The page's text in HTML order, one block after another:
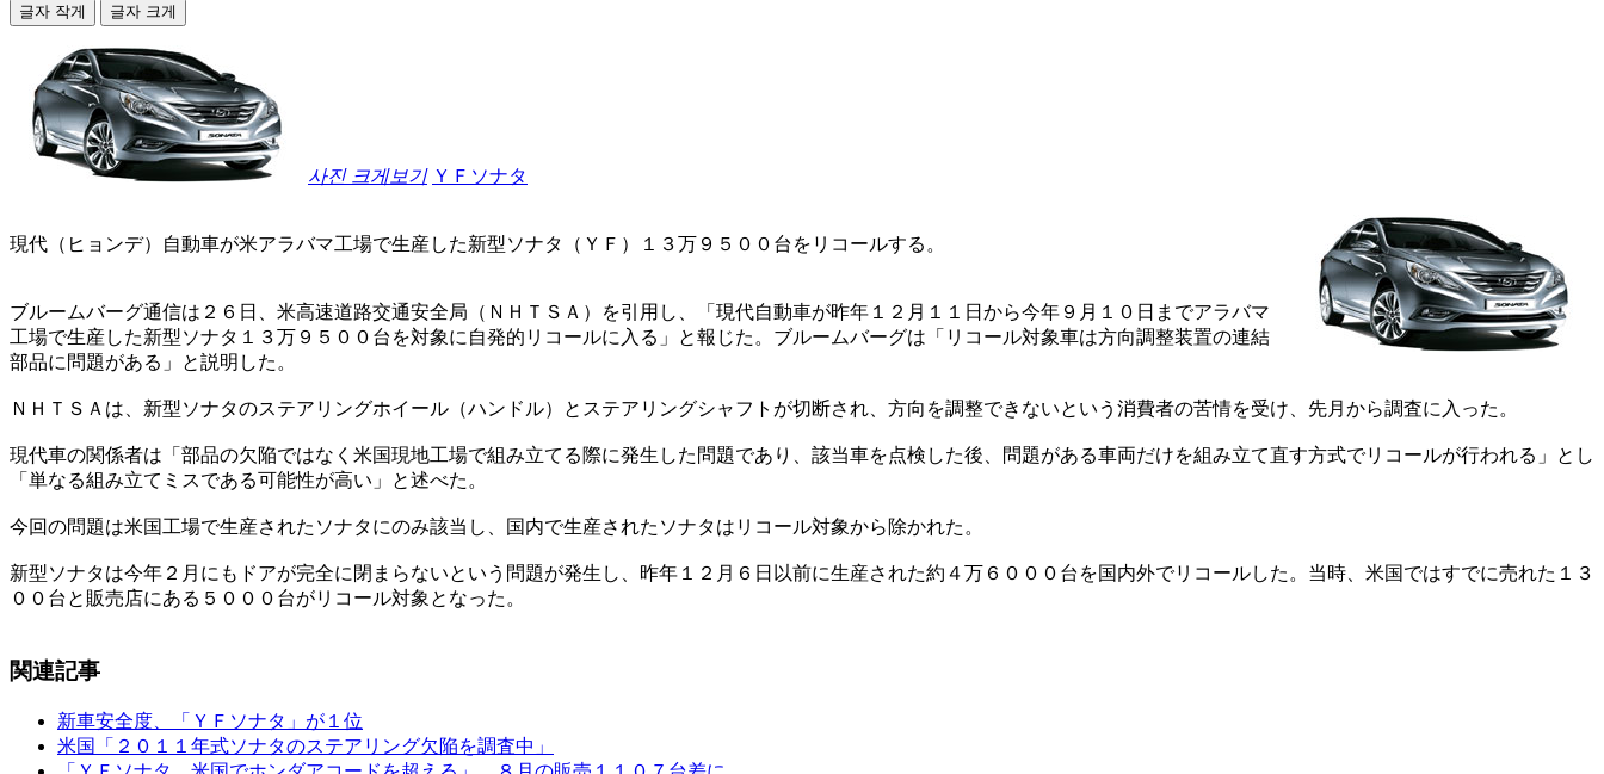
글자 작게 글자 크게
사진 크게보기 ＹＦソナタ
現代（ヒョンデ）自動車が米アラバマ工場で生産した新型ソナタ（ＹＦ）１３万９５００台をリコールする。
ブルームバーグ通信は２６日、米高速道路交通安全局（ＮＨＴＳＡ）を引用し、「現代自動車が昨年１２月１１日から今年９月１０日までアラバマ
工場で生産した新型ソナタ１３万９５００台を対象に自発的リコールに入る」と報じた。ブルームバーグは「リコール対象車は方向調整装置の連結
部品に問題がある」と説明した。
ＮＨＴＳＡは、新型ソナタのステアリングホイール（ハンドル）とステアリングシャフトが切断され、方向を調整できないという消費者の苦情を受け、先月から調査に入った。
現代車の関係者は「部品の欠陥ではなく米国現地工場で組み立てる際に発生した問題であり、該当車を点検した後、問題がある車両だけを組み立て直す方式でリコールが行われる」とし
「単なる組み立てミスである可能性が高い」と述べた。
今回の問題は米国工場で生産されたソナタにのみ該当し、国内で生産されたソナタはリコール対象から除かれた。
新型ソナタは今年２月にもドアが完全に閉まらないという問題が発生し、昨年１２月６日以前に生産された約４万６０００台を国内外でリコールした。当時、米国ではすでに売れた１３
００台と販売店にある５０００台がリコール対象となった。
関連記事
新車安全度、「ＹＦソナタ」が１位
米国「２０１１年式ソナタのステアリング欠陥を調査中」